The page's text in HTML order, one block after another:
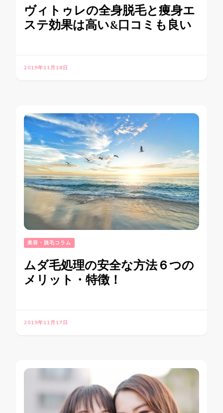
ヴィトゥレの全身脱毛と痩身エ
ステ効果は高い&口コミも良い
2019年11月18日
美容・脱毛コラム
ムダ毛処理の安全な方法６つの
メリット・特徴！
2019年11月17日